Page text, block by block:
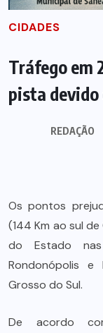
CIDADES
Tráfego em
pista devido
REDAÇÃO
Os pontos
(144 Km ao sul
do Estado
Rondonópolis
Grosso do Sul.
De acordo